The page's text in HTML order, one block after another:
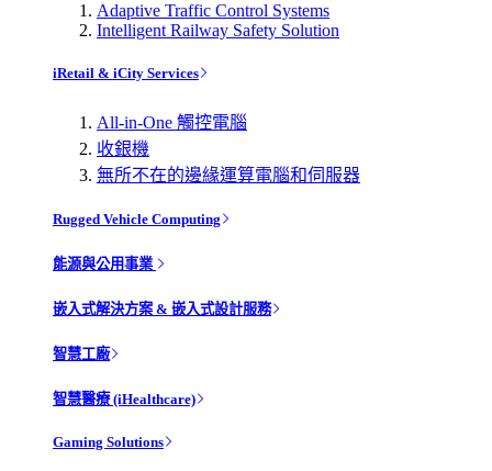
Adaptive Traffic Control Systems
Intelligent Railway Safety Solution
iRetail & iCity Services
All-in-One 觸控電腦
收銀機
無所不在的邊緣運算電腦和伺服器
Rugged Vehicle Computing
能源與公用事業
嵌入式解決方案 & 嵌入式設計服務
智慧工廠
智慧醫療 (iHealthcare)
Gaming Solutions